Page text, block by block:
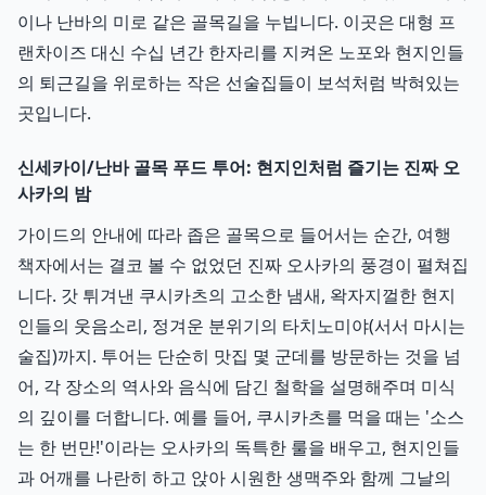
이나 난바의 미로 같은 골목길을 누빕니다. 이곳은 대형 프
랜차이즈 대신 수십 년간 한자리를 지켜온 노포와 현지인들
의 퇴근길을 위로하는 작은 선술집들이 보석처럼 박혀있는
곳입니다.
신세카이/난바 골목 푸드 투어: 현지인처럼 즐기는 진짜 오
사카의 밤
가이드의 안내에 따라 좁은 골목으로 들어서는 순간, 여행
책자에서는 결코 볼 수 없었던 진짜 오사카의 풍경이 펼쳐집
니다. 갓 튀겨낸 쿠시카츠의 고소한 냄새, 왁자지껄한 현지
인들의 웃음소리, 정겨운 분위기의 타치노미야(서서 마시는
술집)까지. 투어는 단순히 맛집 몇 군데를 방문하는 것을 넘
어, 각 장소의 역사와 음식에 담긴 철학을 설명해주며 미식
의 깊이를 더합니다. 예를 들어, 쿠시카츠를 먹을 때는 '소스
는 한 번만!'이라는 오사카의 독특한 룰을 배우고, 현지인들
과 어깨를 나란히 하고 앉아 시원한 생맥주와 함께 그날의